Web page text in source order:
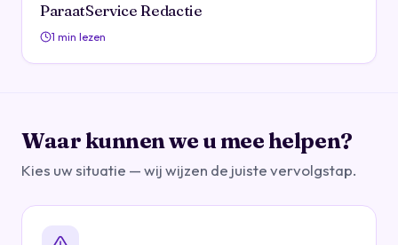
ParaatService Redactie
1 min lezen
Waar kunnen we u mee helpen?
Kies uw situatie — wij wijzen de juiste vervolgstap.